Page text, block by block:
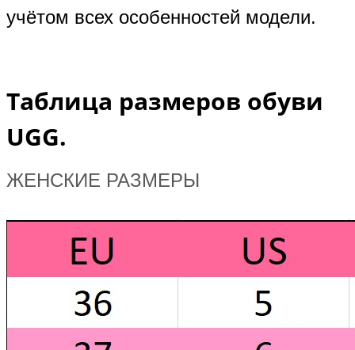
учётом всех особенностей модели.
Таблица размеров обуви
UGG.
ЖЕНСКИЕ РАЗМЕРЫ